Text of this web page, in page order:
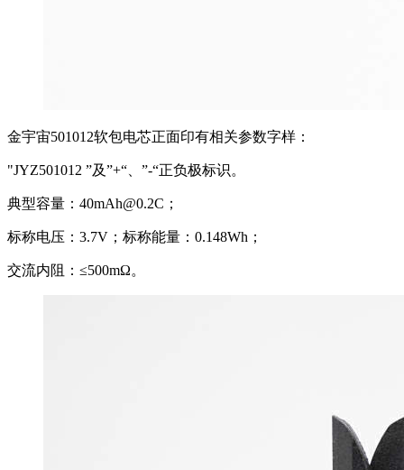
金宇宙501012软包电芯正面印有相关参数字样：
"JYZ501012 ”及”+“、”-“正负极标识。
典型容量：40mAh@0.2C；
标称电压：3.7V；标称能量：0.148Wh；
交流内阻：≤500mΩ。